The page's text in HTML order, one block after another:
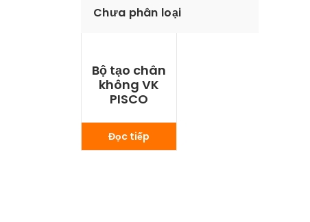
Chưa phân loại
Bộ tạo chân
không VK
PISCO
Đọc tiếp